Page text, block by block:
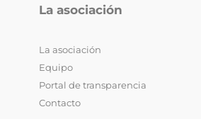
La asociación
La asociación
Equipo
Portal de transparencia
Contacto